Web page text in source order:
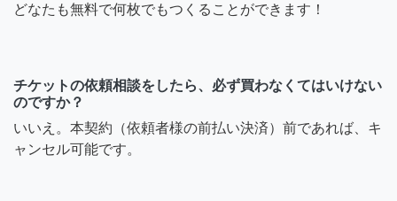
どなたも無料で何枚でもつくることができます！
チケットの依頼相談をしたら、必ず買わなくてはいけない
のですか？
いいえ。本契約（依頼者様の前払い決済）前であれば、キ
ャンセル可能です。